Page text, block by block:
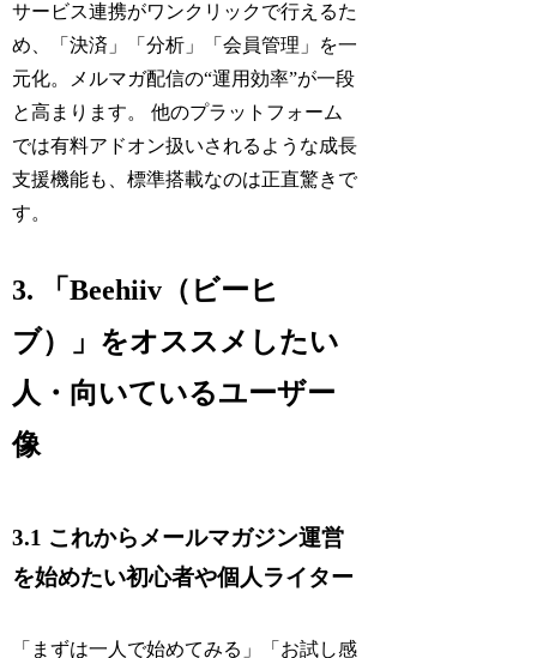
サービス連携がワンクリックで行えるた
め、「決済」「分析」「会員管理」を一
元化。メルマガ配信の“運用効率”が一段
と高まります。 他のプラットフォーム
では有料アドオン扱いされるような成長
支援機能も、標準搭載なのは正直驚きで
す。
3. 「Beehiiv（ビーヒ
ブ）」をオススメしたい
人・向いているユーザー
像
3.1 これからメールマガジン運営
を始めたい初心者や個人ライター
「まずは一人で始めてみる」「お試し感